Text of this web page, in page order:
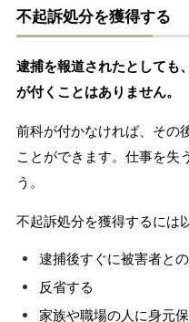
不起訴処分を獲得する
逮捕を報道されたとしても
が付くことはありません。
前科が付かなければ、その
ことができます。仕事を失
う。
不起訴処分を獲得するには
逮捕後すぐに被害者と
反省する
家族や職場の人に身元